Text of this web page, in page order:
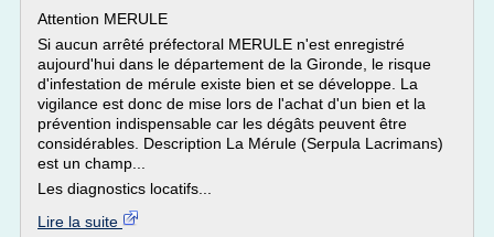
Attention MERULE
Si aucun arrêté préfectoral MERULE n'est enregistré
aujourd'hui dans le département de la Gironde, le risque
d'infestation de mérule existe bien et se développe. La
vigilance est donc de mise lors de l'achat d'un bien et la
prévention indispensable car les dégâts peuvent être
considérables. Description La Mérule (Serpula Lacrimans)
est un champ...
Les diagnostics locatifs...
Lire la suite